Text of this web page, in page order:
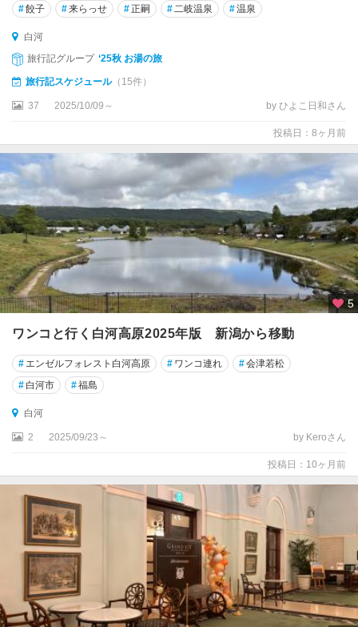
#餃子 #来らっせ #正嗣 #二岐温泉 #温泉
白河
旅行記グループ ‘25秋 お湯の旅
旅行記スケジュール（15件）
37 2025/10/09～ by ひよこ日和さん
投稿日：8ヶ月前
5
ワンコと行く白河高原2025年版 新潟から移動
# エンゼルフォレスト白河高原 # ワンコ連れ #会津若松
# 白河市 #福島
白河
2 2025/09/23～ by Keroさん
投稿日：10ヶ月前